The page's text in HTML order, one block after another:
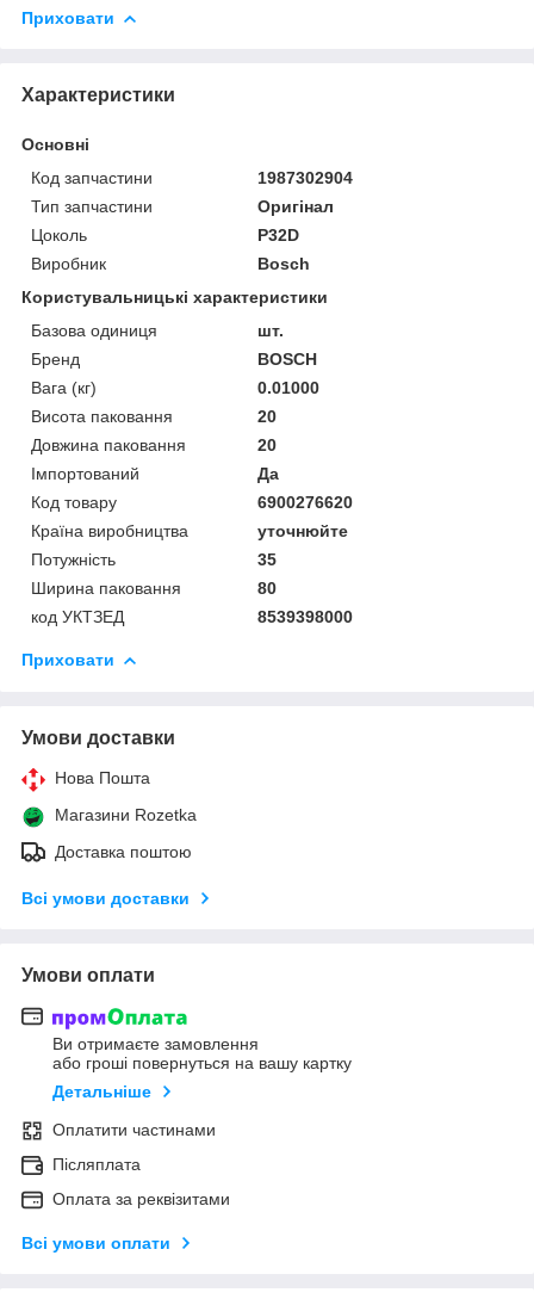
Приховати
Характеристики
Основні
Код запчастини
1987302904
Тип запчастини
Оригінал
Цоколь
P32D
Виробник
Bosch
Користувальницькі характеристики
Базова одиниця
шт.
Бренд
BOSCH
Вага (кг)
0.01000
Висота паковання
20
Довжина паковання
20
Імпортований
Да
Код товару
6900276620
Країна виробництва
уточнюйте
Потужність
35
Ширина паковання
80
код УКТЗЕД
8539398000
Приховати
Умови доставки
Нова Пошта
Магазини Rozetka
Доставка поштою
Всі умови доставки
Умови оплати
Ви отримаєте замовлення
або гроші повернуться на вашу картку
Детальніше
Оплатити частинами
Післяплата
Оплата за реквізитами
Всі умови оплати